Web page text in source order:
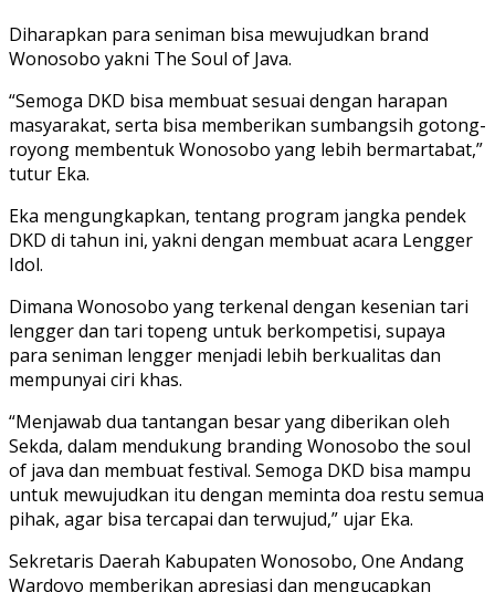
Diharapkan para seniman bisa mewujudkan brand
Wonosobo yakni The Soul of Java.
“Semoga DKD bisa membuat sesuai dengan harapan
masyarakat, serta bisa memberikan sumbangsih gotong-
royong membentuk Wonosobo yang lebih bermartabat,”
tutur Eka.
Eka mengungkapkan, tentang program jangka pendek
DKD di tahun ini, yakni dengan membuat acara Lengger
Idol.
Dimana Wonosobo yang terkenal dengan kesenian tari
lengger dan tari topeng untuk berkompetisi, supaya
para seniman lengger menjadi lebih berkualitas dan
mempunyai ciri khas.
“Menjawab dua tantangan besar yang diberikan oleh
Sekda, dalam mendukung branding Wonosobo the soul
of java dan membuat festival. Semoga DKD bisa mampu
untuk mewujudkan itu dengan meminta doa restu semua
pihak, agar bisa tercapai dan terwujud,” ujar Eka.
Sekretaris Daerah Kabupaten Wonosobo, One Andang
Wardoyo memberikan apresiasi dan mengucapkan